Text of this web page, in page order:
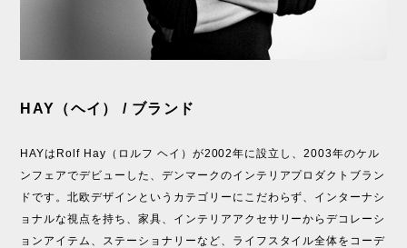
HAY（ヘイ） / ブランド
HAYはRolf Hay（ロルフ ヘイ）が2002年に設立し、2003年のケル
ンフェアでデビューした、デンマークのインテリアプロダクトブラン
ドです。北欧デザインというカテゴリーにこだわらず、インターナシ
ョナルな視点を持ち、家具、インテリアアクセサリーからデコレーシ
ョンアイテム、ステーショナリーなど、ライフスタイル全体をコーデ